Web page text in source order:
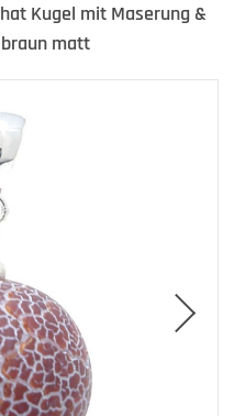
Kugel mit Maserung &
matt